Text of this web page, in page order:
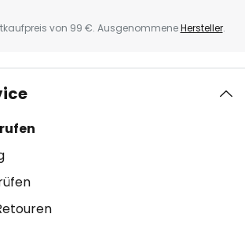
von 99 €. AusgenommeneHersteller.